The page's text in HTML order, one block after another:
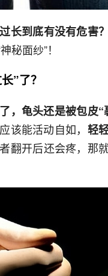
长到底有没有危害
秘面纱”！
”了？
，龟头还是被包皮“
该能活动自如， 轻
翻开后还会疼，那